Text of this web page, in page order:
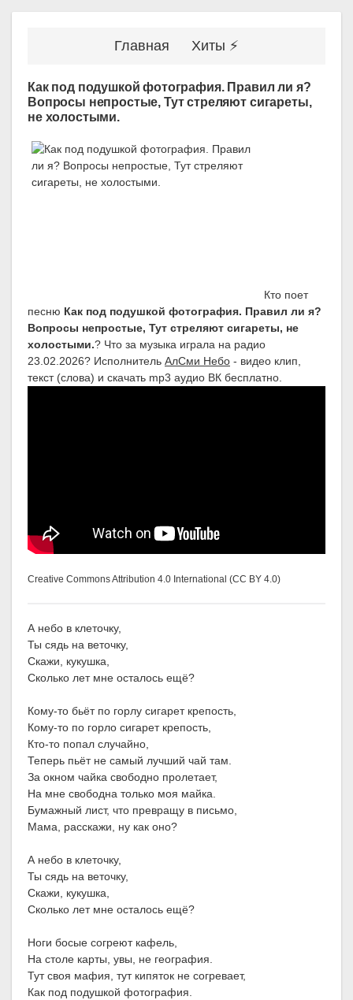
Главная Хиты ⚡
Как под подушкой фотография. Правил ли я?
Вопросы непростые, Тут стреляют сигареты,
не холостыми.
Кто поет
песню Как под подушкой фотография. Правил ли я?
Вопросы непростые, Тут стреляют сигареты, не
холостыми.? Что за музыка играла на радио
23.02.2026? Исполнитель АлСми Небо - видео клип,
текст (слова) и скачать mp3 аудио ВК бесплатно.
Creative Commons Attribution 4.0 International (CC BY 4.0)
А небо в клеточку,
Ты сядь на веточку,
Скажи, кукушка,
Сколько лет мне осталось ещё?
Кому-то бьёт по горлу сигарет крепость,
Кому-то по горло сигарет крепость,
Кто-то попал случайно,
Теперь пьёт не самый лучший чай там.
За окном чайка свободно пролетает,
На мне свободна только моя майка.
Бумажный лист, что превращу в письмо,
Мама, расскажи, ну как оно?
А небо в клеточку,
Ты сядь на веточку,
Скажи, кукушка,
Сколько лет мне осталось ещё?
Ноги босые согреют кафель,
На столе карты, увы, не география.
Тут своя мафия, тут кипяток не согревает,
Как под подушкой фотография.